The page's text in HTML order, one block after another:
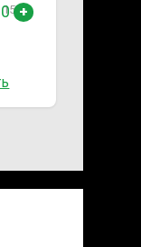
15:16
0 +